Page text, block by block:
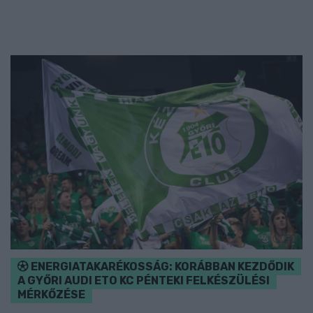
ENERGIATAKARÉKOSSÁG: KORÁBBAN KEZDŐDIK
A GYŐRI AUDI ETO KC PÉNTEKI FELKÉSZÜLÉSI
MÉRKŐZÉSE